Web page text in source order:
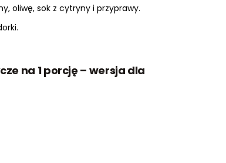
oliwę, sok z cytryny i przyprawy.
na 1 porcję – wersja dla